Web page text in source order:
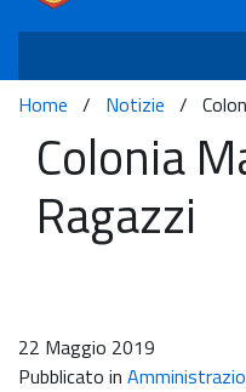
Home / Notizie /
Colonia
Ragazzi
22 Maggio 2019
Pubblicato in